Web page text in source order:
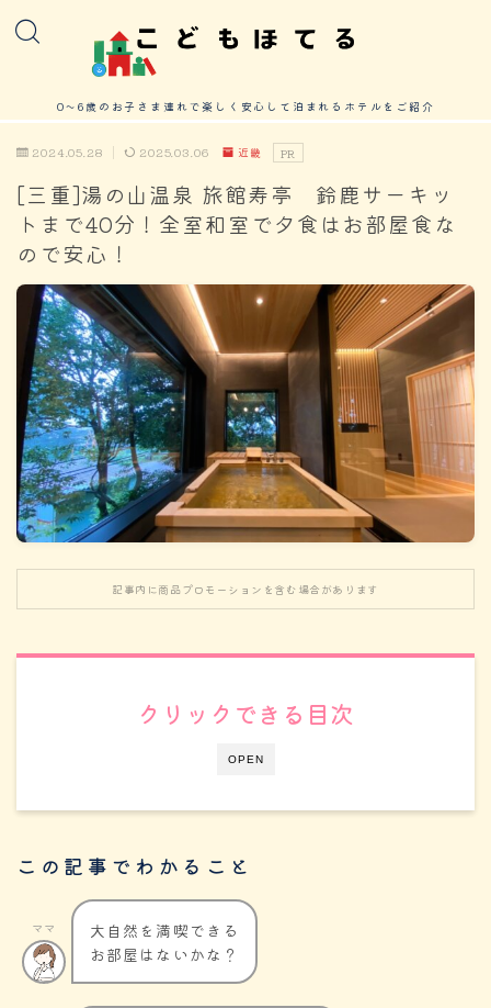
0～6歳のお子さま連れで楽しく安心して泊まれるホテルをご紹介
2024.05.28 2025.03.06 近畿 PR
[三重]湯の山温泉 旅館寿亭 鈴鹿サーキッ
トまで40分！全室和室で夕食はお部屋食な
ので安心！
記事内に商品プロモーションを含む場合があります
OPEN
クリックできる目次
この記事でわかること
ママ
大自然を満喫できる
お部屋はないかな？